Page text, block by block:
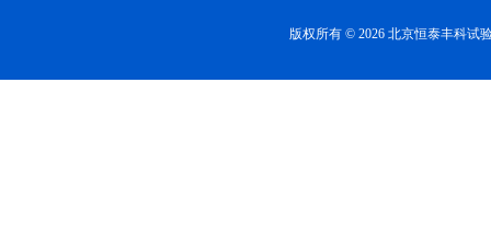
版权所有 © 2026 北京恒泰丰科试